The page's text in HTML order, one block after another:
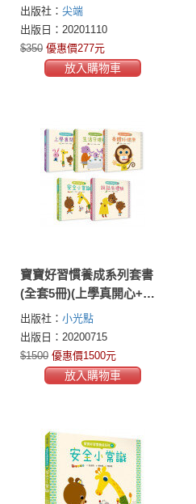
出版社： 尖端
出版日：20201110
$350 優惠價277元
放入購物車
寶寶好習慣養成系列套書
(全套5冊)(上學真開心+生
活守規矩+身體好健康+安
全小常識+說話有禮貌)
出版社： 小光點
出版日：20200715
$1500 優惠價1500元
放入購物車